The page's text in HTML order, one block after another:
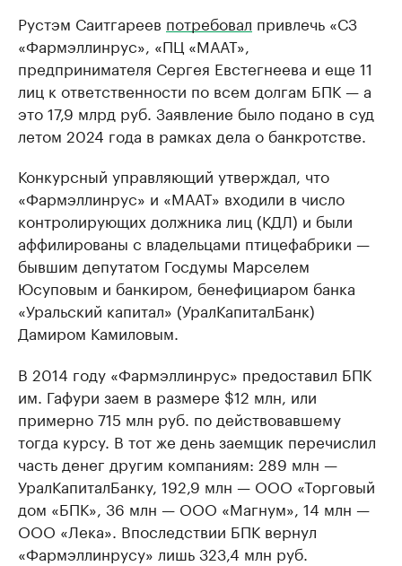
Рустэм Саитгареев потребовал привлечь «СЗ
«Фармэллинрус», «ПЦ «МААТ»,
предпринимателя Сергея Евстегнеева и еще 11
лиц к ответственности по всем долгам БПК — а
это 17,9 млрд руб. Заявление было подано в суд
летом 2024 года в рамках дела о банкротстве.
Конкурсный управляющий утверждал, что
«Фармэллинрус» и «МААТ» входили в число
контролирующих должника лиц (КДЛ) и были
аффилированы с владельцами птицефабрики —
бывшим депутатом Госдумы Марселем
Юсуповым и банкиром, бенефициаром банка
«Уральский капитал» (УралКапиталБанк)
Дамиром Камиловым.
В 2014 году «Фармэллинрус» предоставил БПК
им. Гафури заем в размере $12 млн, или
примерно 715 млн руб. по действовавшему
тогда курсу. В тот же день заемщик перечислил
часть денег другим компаниям: 289 млн —
УралКапиталБанку, 192,9 млн — ООО «Торговый
дом «БПК», 36 млн — ООО «Магнум», 14 млн —
ООО «Лека». Впоследствии БПК вернул
«Фармэллинрусу» лишь 323,4 млн руб.